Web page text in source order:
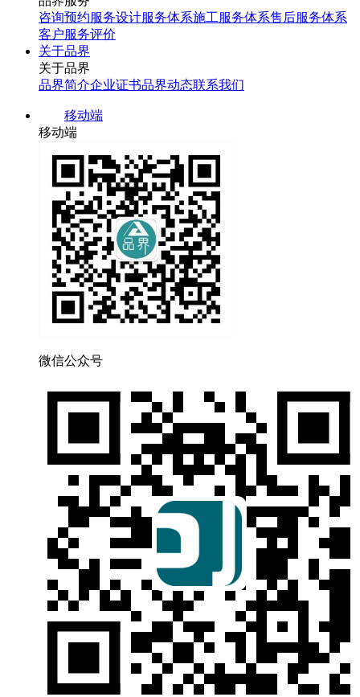
咨询预约服务设计服务体系施工服务体系售后服务体系
客户服务评价
关于品界
关于品界
品界简介企业证书品界动态联系我们
移动端
移动端
微信公众号